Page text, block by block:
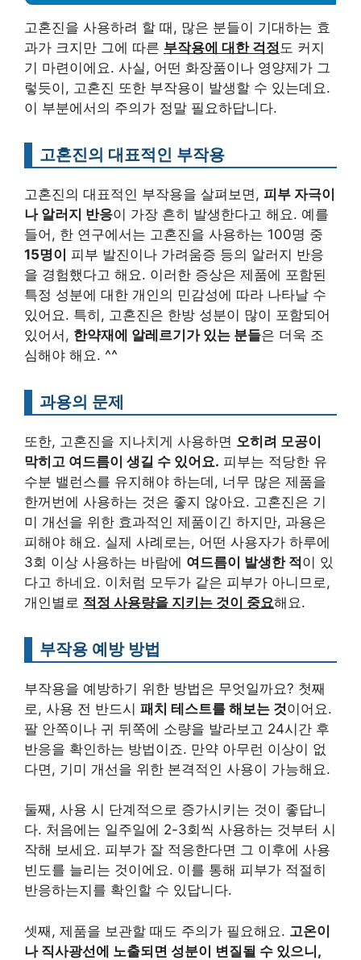
고혼진을 사용하려 할 때, 많은 분들이 기대하는 효
과가 크지만 그에 따른 부작용에 대한 걱정 도 커지
기 마련이에요. 사실, 어떤 화장품이나 영양제가 그
렇듯이, 고혼진 또한 부작용이 발생할 수 있는데요.
이 부분에서의 주의가 정말 필요하답니다.
고혼진의 대표적인 부작용
고혼진의 대표적인 부작용을 살펴보면, 피부 자극이
나 알러지 반응이 가장 흔히 발생한다고 해요. 예를
들어, 한 연구에서는 고혼진을 사용하는 100명 중
15명이 피부 발진이나 가려움증 등의 알러지 반응
을 경험했다고 해요. 이러한 증상은 제품에 포함된
특정 성분에 대한 개인의 민감성에 따라 나타날 수
있어요. 특히, 고혼진은 한방 성분이 많이 포함되어
있어서, 한약재에 알레르기가 있는 분들은 더욱 조
심해야 해요. ^^
과용의 문제
또한, 고혼진을 지나치게 사용하면 오히려 모공이
막히고 여드름이 생길 수 있어요. 피부는 적당한 유
수분 밸런스를 유지해야 하는데, 너무 많은 제품을
한꺼번에 사용하는 것은 좋지 않아요. 고혼진은 기
미 개선을 위한 효과적인 제품이긴 하지만, 과용은
피해야 해요. 실제 사례로는, 어떤 사용자가 하루에
3회 이상 사용하는 바람에 여드름이 발생한 적이 있
다고 하네요. 이처럼 모두가 같은 피부가 아니므로,
개인별로 적정 사용량을 지키는 것이 중요해요.
부작용 예방 방법
부작용을 예방하기 위한 방법은 무엇일까요? 첫째
로, 사용 전 반드시 패치 테스트를 해보는 것이어요.
팔 안쪽이나 귀 뒤쪽에 소량을 발라보고 24시간 후
반응을 확인하는 방법이죠. 만약 아무런 이상이 없
다면, 기미 개선을 위한 본격적인 사용이 가능해요.
둘째, 사용 시 단계적으로 증가시키는 것이 좋답니
다. 처음에는 일주일에 2-3회씩 사용하는 것부터 시
작해 보세요. 피부가 잘 적응한다면 그 이후에 사용
빈도를 늘리는 것이에요. 이를 통해 피부가 적절히
반응하는지를 확인할 수 있답니다.
셋째, 제품을 보관할 때도 주의가 필요해요. 고온이
나 직사광선에 노출되면 성분이 변질될 수 있으니,